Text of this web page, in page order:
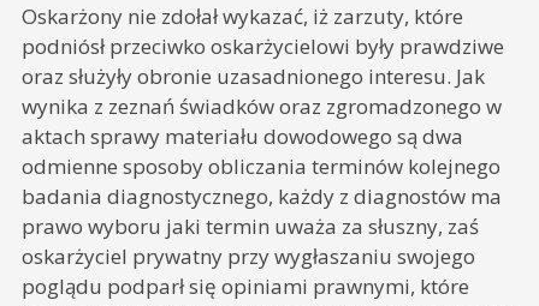
Oskarżony nie zdołał wykazać, iż zarzuty, które
podniósł przeciwko oskarżycielowi były prawdziwe
oraz służyły obronie uzasadnionego interesu. Jak
wynika z zeznań świadków oraz zgromadzonego w
aktach sprawy materiału dowodowego są dwa
odmienne sposoby obliczania terminów kolejnego
badania diagnostycznego, każdy z diagnostów ma
prawo wyboru jaki termin uważa za słuszny, zaś
oskarżyciel prywatny przy wygłaszaniu swojego
poglądu podparł się opiniami prawnymi, które